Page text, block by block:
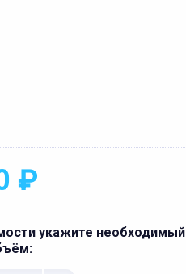
₽
укажите необходимый